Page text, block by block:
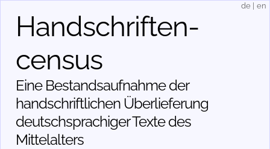
Handschriften­
census
Eine Bestandsaufnahme der
handschriftlichen Über­lieferung
deutschsprachiger Texte des
Mittelalters
de en